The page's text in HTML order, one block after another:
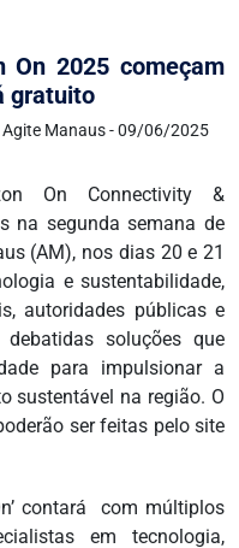
On 2025 começam
gratuito
Agite Manaus - 09/06/2025
On Connectivity &
na segunda semana de
(AM), nos dias 20 e 21
e sustentabilidade,
autoridades públicas e
debatidas soluções que
para impulsionar a
sustentável na região. O
ser feitas pelo site
contará com múltiplos
em tecnologia,